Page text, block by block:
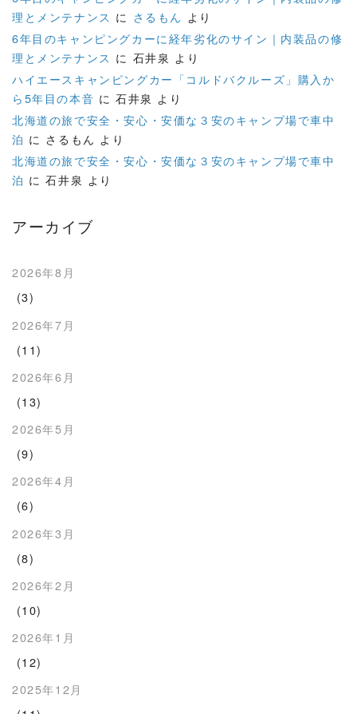
理とメンテナンス に さるもん より
6年目のキャンピングカーに経年劣化のサイン｜内装品の修
理とメンテナンス に 石井泉 より
ハイエースキャンピングカー「コルドバクルーズ」購入か
ら5年目の本音 に石井泉 より
北海道の旅で安全・安心・安価な３安のキャンプ場で車中
泊 に さるもん より
北海道の旅で安全・安心・安価な３安のキャンプ場で車中
泊 に石井泉 より
アーカイブ
2026年8月
(3)
2026年7月
(11)
2026年6月
(13)
2026年5月
(9)
2026年4月
(6)
2026年3月
(8)
2026年2月
(10)
2026年1月
(12)
2025年12月